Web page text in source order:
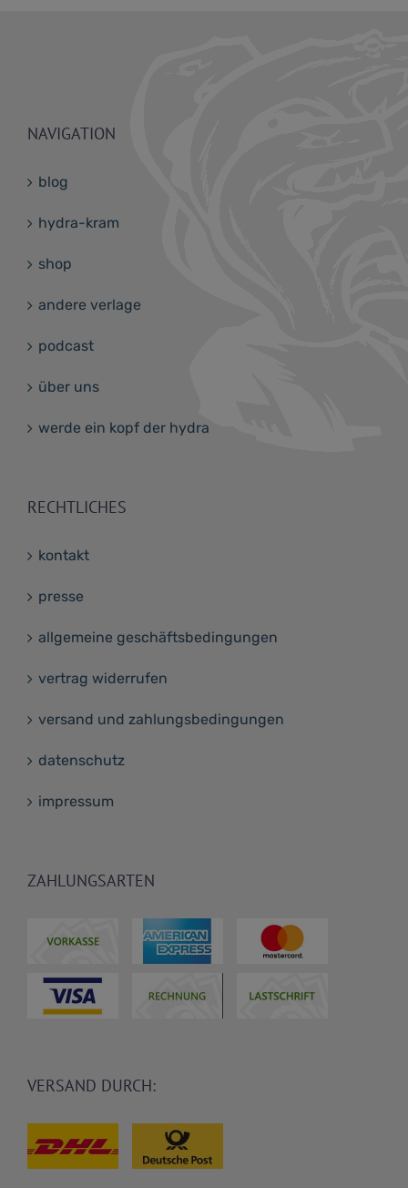
NAVIGATION
blog
hydra-kram
shop
andere verlage
podcast
über uns
werde ein kopf der hydra
RECHTLICHES
kontakt
presse
allgemeine geschäftsbedingungen
vertrag widerrufen
versand und zahlungsbedingungen
datenschutz
impressum
ZAHLUNGSARTEN
VERSAND DURCH: